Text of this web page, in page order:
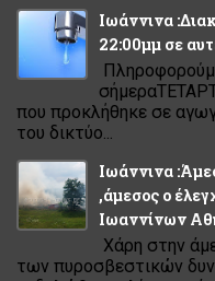
Ιωάννινα
22:00μμ σε
που προκλήθηκε σε
του δικτύο...
Ιωάννινα
,άμεσος ο
Ιωαννίνων
Χάρη στην
των πυροσβεστικών